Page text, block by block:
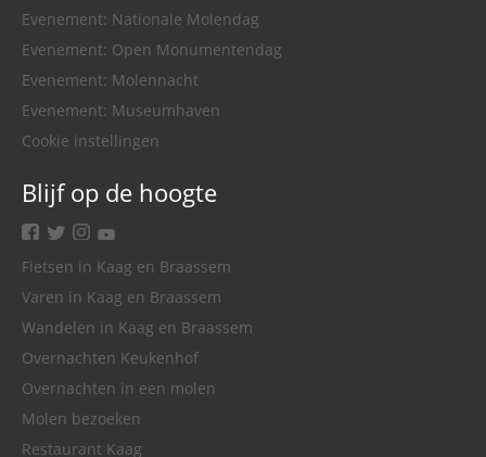
Evenement: Nationale Molendag
Evenement: Open Monumentendag
Evenement: Molennacht
Evenement: Museumhaven
Cookie instellingen
Blijf op de hoogte
facebook
twitterinstagram
youtube
Fietsen in Kaag en Braassem
Varen in Kaag en Braassem
Wandelen in Kaag en Braassem
Overnachten Keukenhof
Overnachten in een molen
Molen bezoeken
Restaurant Kaag